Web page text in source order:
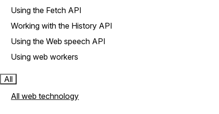
Using the Fetch API
Working with the History API
Using the Web speech API
Using web workers
All
All web technology